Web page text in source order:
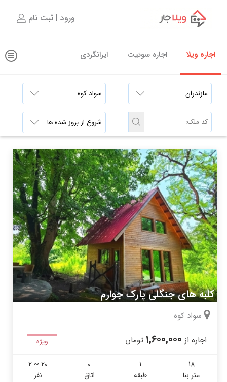
اجاره ویلا اجاره سوئیت ایرانگردی
ورود | ثبت نام
کلبه های جنگلی پارک جوارم
سواد کوه
اجاره از 1,600,000 تومان ویژه
18
متر بنا
1
طبقه
0
اتاق
2 ~ 20
نفر